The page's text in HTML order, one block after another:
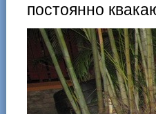
постоянно